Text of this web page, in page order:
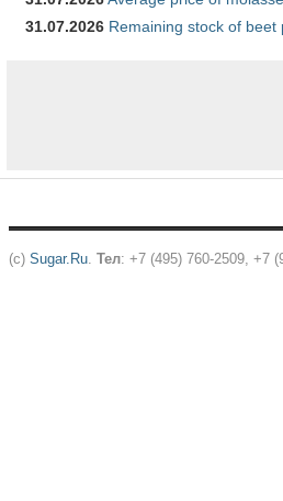
31.07.2026 Remaining stock of
(c) Sugar.Ru. Тел: +7 (495) 760-2509, +7